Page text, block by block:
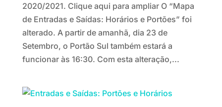
2020/2021. Clique aqui para ampliar O “Mapa
de Entradas e Saídas: Horários e Portões” foi
alterado. A partir de amanhã, dia 23 de
Setembro, o Portão Sul também estará a
funcionar às 16:30. Com esta alteração,...